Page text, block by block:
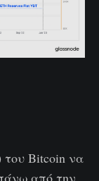
του Bitcoin να
από την